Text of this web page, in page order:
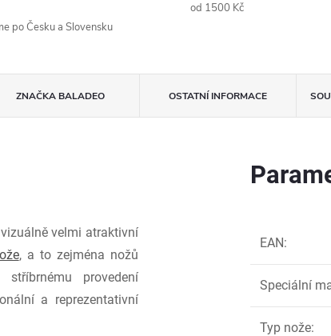
po Česku a Slovensku
od 1500 Kč
ZNAČKA BALADEO OSTATNÍ INFORMACE
velmi atraktivní
, a to zejména nožů
provedení
a reprezentativní
EAN:
Speciální
Typ nože: